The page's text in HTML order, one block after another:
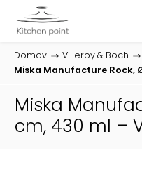
Domov / Villeroy & Boch /
Miska Manufacture Rock,
Miska
cm, 430 ml –